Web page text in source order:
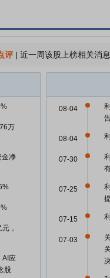
评| 近一周该股上榜相关消
万
金净
，
AI应
股
08-04
08-04
07-30
07-25
07-15
07-03